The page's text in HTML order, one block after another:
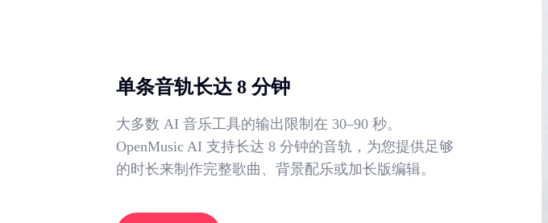
单条音轨长达 8 分钟
大多数 AI 音乐工具的输出限制在 30–90 秒。
OpenMusic AI 支持长达 8 分钟的音轨，为您提供足够
的时长来制作完整歌曲、背景配乐或加长版编辑。